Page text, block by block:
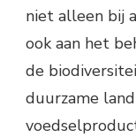
niet alleen bij
ook aan het
de
duurzame